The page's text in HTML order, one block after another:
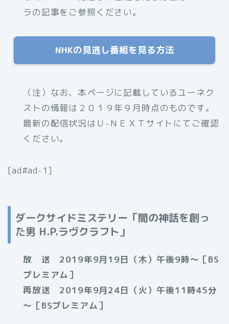
ラの記事をご参照ください。
NHKの見逃し番組を見る方法
（注）なお、本ページに記載しているユーネク
ストの情報は２０１９年９月時点のものです。
最新の配信状況はＵ-ＮＥＸＴサイトにてご確認
ください。
[ad#ad-1]
ダークサイドミステリー「闇の神話を創っ
た男 H.P.ラヴクラフト」
放 送 2019年9月19日（木）午後9時～［BS
プレミアム］
再放送 2019年9月24日（火）午後11時45分
～［BSプレミアム］